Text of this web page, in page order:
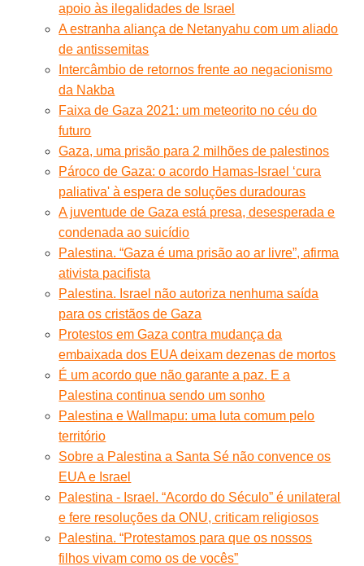
apoio às ilegalidades de Israel
A estranha aliança de Netanyahu com um aliado
de antissemitas
Intercâmbio de retornos frente ao negacionismo
da Nakba
Faixa de Gaza 2021: um meteorito no céu do
futuro
Gaza, uma prisão para 2 milhões de palestinos
Pároco de Gaza: o acordo Hamas-Israel ‘cura
paliativa' à espera de soluções duradouras
A juventude de Gaza está presa, desesperada e
condenada ao suicídio
Palestina. “Gaza é uma prisão ao ar livre”, afirma
ativista pacifista
Palestina. Israel não autoriza nenhuma saída
para os cristãos de Gaza
Protestos em Gaza contra mudança da
embaixada dos EUA deixam dezenas de mortos
É um acordo que não garante a paz. E a
Palestina continua sendo um sonho
Palestina e Wallmapu: uma luta comum pelo
território
Sobre a Palestina a Santa Sé não convence os
EUA e Israel
Palestina - Israel. “Acordo do Século” é unilateral
e fere resoluções da ONU, criticam religiosos
Palestina. “Protestamos para que os nossos
filhos vivam como os de vocês”